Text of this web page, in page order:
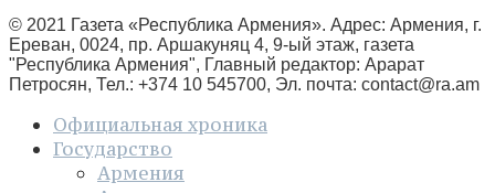
© 2021 Газета «Республика Армения». Адрес: Армения, г.
Ереван, 0024, пр. Аршакуняц 4, 9-ый этаж, газета
"Республика Армения", Главный редактор: Арарат
Петросян, Тел.: +374 10 545700, Эл. почта: contact@ra.am
Официальная хроника
Государство
Армения